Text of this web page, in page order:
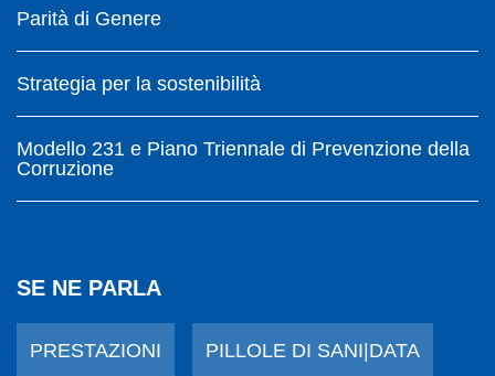
Parità di Genere
Strategia per la sostenibilità
Modello 231 e Piano Triennale di Prevenzione della
Corruzione
SE NE PARLA
PRESTAZIONI PILLOLE DI SANI|DATA